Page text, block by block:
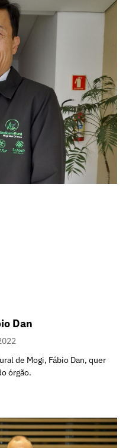
Dan
de Mogi, Fábio Dan, quer
órgão.